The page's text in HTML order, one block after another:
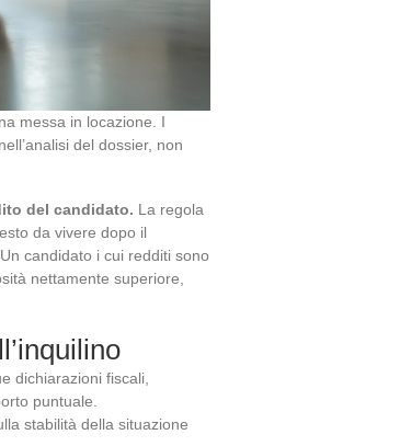
messa in locazione. I
del dossier, non
del candidato. La regola
da vivere dopo il
candidato i cui redditi sono
nettamente superiore,
dichiarazioni fiscali,
puntuale.
stabilità della situazione